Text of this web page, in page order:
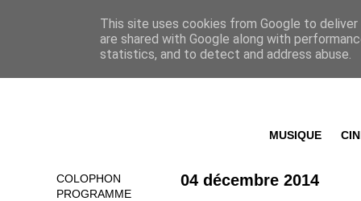
MUSIQUE
04 décembre 2014
COLOPHON
PROGRAMME
This site uses cookies from Google to
are shared with Google along with
statistics, and to detect and address abuse.